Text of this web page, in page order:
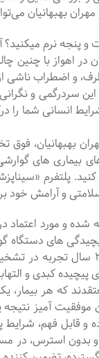
بهبهانیان
نرم میکنید؟
اهواز با چنین
و اضطراب
و
انسانی شما را
فوق
بیماری های
پلتفرم
و آرامش
پزشکی ۳۹۶۰۳، یکی از
پیچیدگی های
و کبد بزرگسالان را با موفقیت به
پیچیده کبدی و
معتقدند که هر
موفقیت آمیز
و قابل فهم،
استرس، در